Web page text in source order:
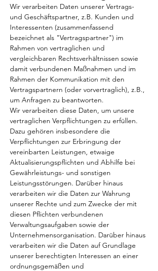
Wir verarbeiten Daten unserer Vertrags-
und Geschäftspartner, z.B. Kunden und
Interessenten (zusammenfassend
bezeichnet als "Vertragspartner") im
Rahmen von vertraglichen und
vergleichbaren Rechtsverhältnissen sowie
damit verbundenen Maßnahmen und im
Rahmen der Kommunikation mit den
Vertragspartnern (oder vorvertraglich), z.B.,
um Anfragen zu beantworten.
Wir verarbeiten diese Daten, um unsere
vertraglichen Verpflichtungen zu erfüllen.
Dazu gehören insbesondere die
Verpflichtungen zur Erbringung der
vereinbarten Leistungen, etwaige
Aktualisierungspflichten und Abhilfe bei
Gewährleistungs- und sonstigen
Leistungsstörungen. Darüber hinaus
verarbeiten wir die Daten zur Wahrung
unserer Rechte und zum Zwecke der mit
diesen Pflichten verbundenen
Verwaltungsaufgaben sowie der
Unternehmensorganisation. Darüber hinaus
verarbeiten wir die Daten auf Grundlage
unserer berechtigten Interessen an einer
ordnungsgemäßen und